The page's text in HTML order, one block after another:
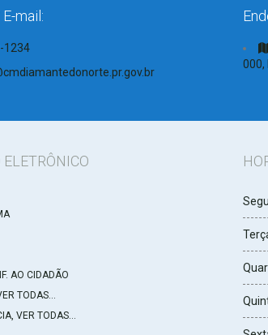
mail:
1234
000,
ELETRÔNICO
AO CIDADÃO
TODAS...
VER TODAS...